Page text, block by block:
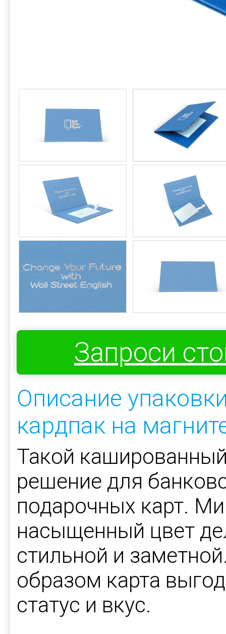
Запроси
Описание
кардпак на
Такой
решение для
подарочных карт.
насыщенный цвет
стильной и
образом карта
статус и вкус.